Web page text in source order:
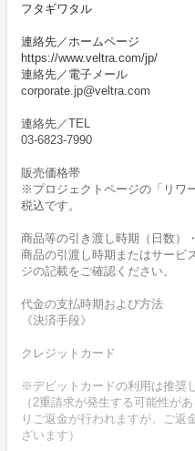
フタギワタル
連絡先／ホームページ
https://www.veltra.com/jp/
連絡先／電子メール
corporate.jp@veltra.com
連絡先／TEL
03-6823-7990
販売価格帯
※プロジェクトページの「リワ
税込です。
商品等の引き渡し時期（日数）
商品の引渡し時期またはサービ
ジの記載をご確認ください。
代金の支払時期および方法
《決済手段》
クレジットカード
※デビットカードの利用は推奨
（2重請求が発生する可能性が
りご返金が行われますが、ご返
ざいます）